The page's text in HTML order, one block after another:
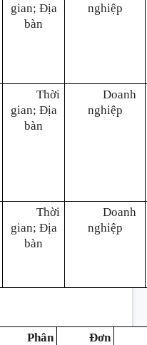
gian; Địa
bàn
nghiệp
Thời
gian; Địa
bàn
Doanh
nghiệp
Thời
gian; Địa
bàn
Doanh
nghiệp
Phân
Đơn